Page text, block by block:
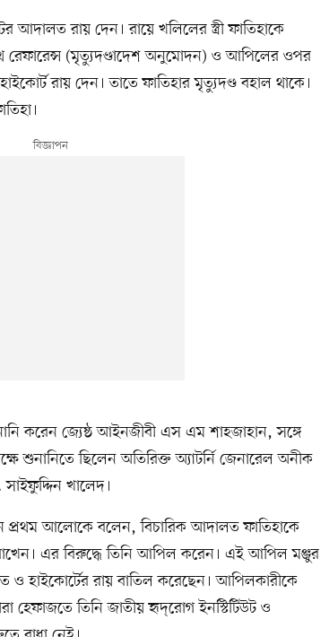
রায় দেন। রায়ে খলিলের স্ত্রী ফাতিহাকে
রেফারেন্স (মৃত্যুদণ্ডাদেশ অনুমোদন) ও আপিলের ওপর
রায় দেন। তাতে ফাতিহার মৃত্যুদণ্ড বহাল থাকে।
করেন জ্যেষ্ঠ আইনজীবী এস এম শাহজাহান, সঙ্গে
শুনানিতে ছিলেন অতিরিক্ত অ্যাটর্নি জেনারেল অনীক
খালেদ।
প্রথম আলোকে বলেন, বিচারিক আদালত ফাতিহাকে
এর বিরুদ্ধে তিনি আপিল করেন। এই আপিল মঞ্জুর
হাইকোর্টের রায় বাতিল করেছেন। আপিলকারীকে
হেফাজতে তিনি জাতীয় হৃদ্‌রোগ ইনস্টিটিউট ও